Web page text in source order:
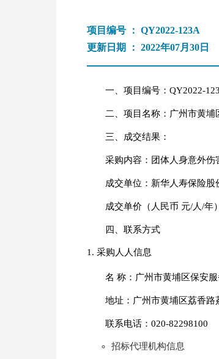
项目编号 ： QY2022-123A
更新日期 ： 2022年07月30日
一、项目编号：QY2022-
二、项目名称：广州市黄
三、成交结果：
采购内容：团体人身意外伤
成交单位：新华人寿保险股
成交单价（人民币 元/人/年
四、联系方式
采购人人信息
名 称：广州市黄埔区保安服
地址：广州市黄埔区荔香路
联系电话：020-82298100
招标代理机构信息